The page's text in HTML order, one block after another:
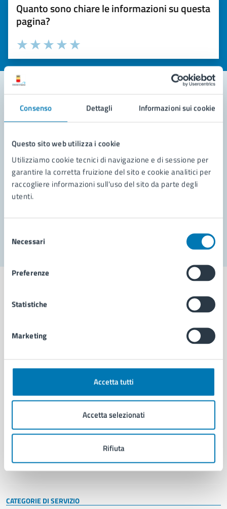
Consenso Dettagli Informazioni sui cookie
Questo sito web utilizza i cookie
Utilizziamo cookie tecnici di navigazione e di sessione per
garantire la corretta fruizione del sito e cookie analitici per
raccogliere informazioni sull'uso del sito da parte degli
utenti.
delNecessari
Preferenze
Statistiche
Marketing
Accetta tutti
Accetta selezionati
Rifiuta
Quanto sono chiare le informazioni su questa
pagina?
Valuta la chiarezza delle informazioni (da 1 a 5 stelle)
Seleziona il numero di stelle per valutare la chiarezza delle
Valuta 5 stelle su 5
Valuta 4 stelle su 5
Valuta 3 stelle su 5
Valuta 2 stelle su 5
Valuta 1 stelle su 5
Contatta il comune
Richiedi assistenza
Prenota appuntamento
Problemi in città
Aree amministrative
Municipalità
Uffici
Politici
Intranet, posta aziendale e protocollo
CATEGORIE DI SERVIZIO